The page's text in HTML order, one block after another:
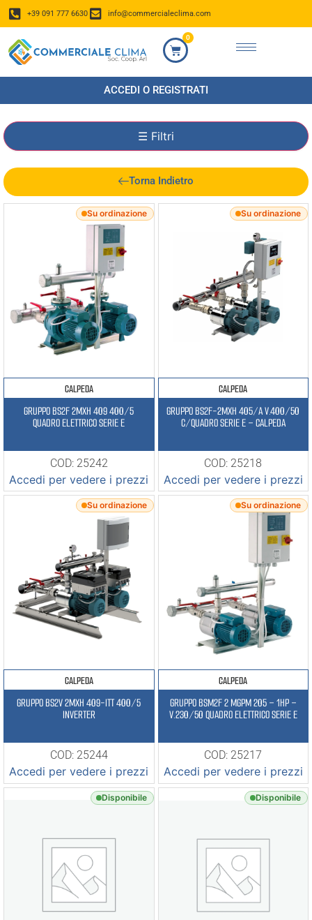
+39 091 777 6630 info@commercialeclima.com
0
ACCEDI O REGISTRATI
Torna Indietro
☰ Filtri
Su ordinazione
CALPEDA
GRUPPO BS2F 2MXH 409 400/5
QUADRO ELETTRICO SERIE E
COD: 25242
Accedi per vedere i prezzi
Su ordinazione
CALPEDA
GRUPPO BS2F-2MXH 405/A V.400/50
C/QUADRO SERIE E – CALPEDA
COD: 25218
Accedi per vedere i prezzi
Su ordinazione
CALPEDA
GRUPPO BS2V 2MXH 409-ITT 400/5
INVERTER
COD: 25244
Accedi per vedere i prezzi
Su ordinazione
CALPEDA
GRUPPO BSM2F 2 MGPM 205 – 1HP –
V.230/50 QUADRO ELETTRICO SERIE E
COD: 25217
Accedi per vedere i prezzi
Disponibile Disponibile